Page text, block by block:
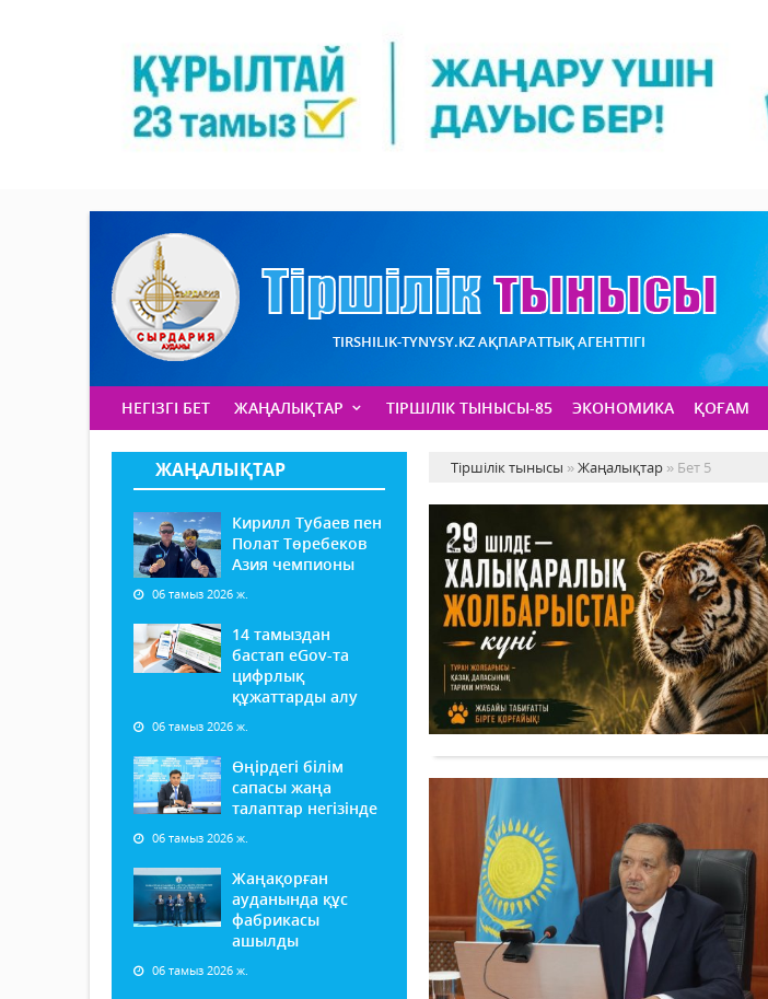
TIRSHILIK-TYNYSY.KZ АҚПАРАТТЫҚ АГЕНТТІГІ
НЕГІЗГІ БЕТ ЖАҢАЛЫҚТАР ТІРШІЛІК ТЫНЫСЫ-85 ЭКОНОМИКА ҚОҒАМ
ЖАҢАЛЫҚТАР
Кирилл Тубаев пен
Полат Төребеков
Азия чемпионы
06 тамыз 2026 ж.
14 тамыздан
бастап еGov-та
цифрлық
құжаттарды алу
06 тамыз 2026 ж.
Өңірдегі білім
сапасы жаңа
талаптар негізінде
06 тамыз 2026 ж.
Жаңақорған
ауданында құс
фабрикасы
ашылды
06 тамыз 2026 ж.
Тіршілік тынысы »Жаңалықтар » Бет 5